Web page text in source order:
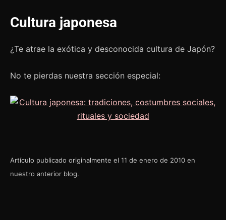
Cultura japonesa
¿Te atrae la exótica y desconocida cultura de Japón?
No te pierdas nuestra sección especial:
Artículo publicado originalmente el 11 de enero de 2010 en
nuestro anterior blog.